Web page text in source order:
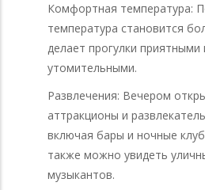
Комфортная температура:
температура становится
делает прогулки приятными
утомительными.
Развлечения: Вечером
аттракционы и
включая бары и ночные
также можно увидеть
музыкантов.